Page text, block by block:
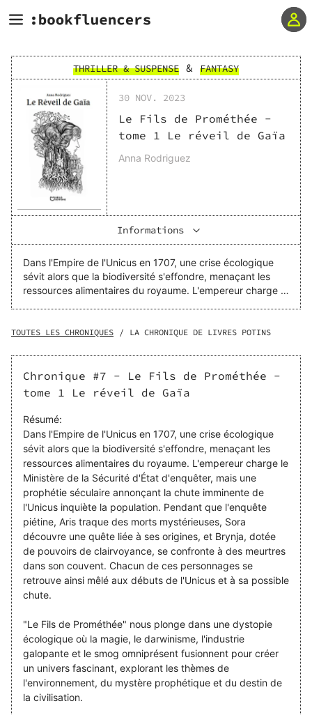
THRILLER & SUSPENSE & FANTASY
30 NOV. 2023
Le Fils de Prométhée -
tome 1 Le réveil de Gaïa
Anna Rodriguez
Informations
Dans l'Empire de l'Unicus en 1707, une crise écologique
sévit alors que la biodiversité s'effondre, menaçant les
ressources alimentaires du royaume. L'empereur charge le
l'Unicus inquiète la population. Pendant que l'enquête
découvre une quête liée à ses origines, et Brynja, dotée
de pouvoirs de clairvoyance, se confronte à des meurtres
dans son couvent. Chacun de ces personnages se
chute. "Le Fils de Prométhée" nous plonge dans une
dystopie écologique où la magie, le darwinisme, l'industrie
galopante et le smog omniprésent fusionnent pour créer
un univers fascinant, explorant les thèmes de
l'environnement, du mystère prophétique et du destin de
la civilisation.
TOUTES LES CHRONIQUES / LA CHRONIQUE DE LIVRES POTINS
Chronique #7 - Le Fils de Prométhée -
tome 1 Le réveil de Gaïa
Résumé:
Dans l'Empire de l'Unicus en 1707, une crise écologique
sévit alors que la biodiversité s'effondre, menaçant les
ressources alimentaires du royaume. L'empereur charge le
Ministère de la Sécurité d'État d'enquêter, mais une
prophétie séculaire annonçant la chute imminente de
l'Unicus inquiète la population. Pendant que l'enquête
piétine, Aris traque des morts mystérieuses, Sora
découvre une quête liée à ses origines, et Brynja, dotée
de pouvoirs de clairvoyance, se confronte à des meurtres
dans son couvent. Chacun de ces personnages se
retrouve ainsi mêlé aux débuts de l'Unicus et à sa possible
chute.
"Le Fils de Prométhée" nous plonge dans une dystopie
écologique où la magie, le darwinisme, l'industrie
galopante et le smog omniprésent fusionnent pour créer
un univers fascinant, explorant les thèmes de
l'environnement, du mystère prophétique et du destin de
la civilisation.